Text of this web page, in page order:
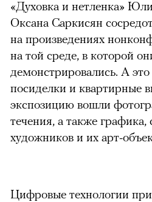
«Духовка и нетленка»
Оксана Саркисян
на произведениях
на той среде, в которой
демонстрировались. А
посиделки и квартирные
экспозицию вошли
течения, а также графика,
художников и их арт-
Цифровые технологии